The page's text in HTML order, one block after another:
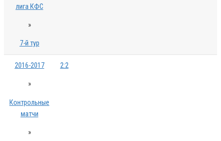
лига КФС
»
7-й тур
2016-2017
»
Контрольные
матчи
»
2:2